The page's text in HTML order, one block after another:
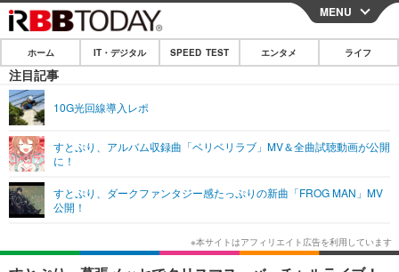
CLOSE
ホーム
IT・デジタル
ショッピング その他
SPEED TEST
エンタメ
エンタメTOP
韓国・芸能
ライフ
ライフTOP グルメ
リリース一覧
MENU
ホーム IT・デジタル SPEED TEST エンタメ ライフ
注目記事
10G光回線導入レポ
すとぷり、アルバム収録曲「ベリベリラブ」MV＆全曲試聴動画が公開
に！
すとぷり、ダークファンタジー感たっぷりの新曲「FROG MAN」MV
公開！